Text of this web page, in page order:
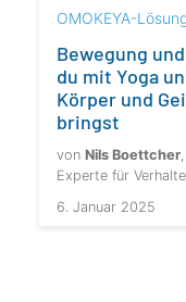
OMOKEYA-
Bewegung
du mit Yoga
Körper und
bringst
von Nils Boettcher
Experte für
6. Januar 2025